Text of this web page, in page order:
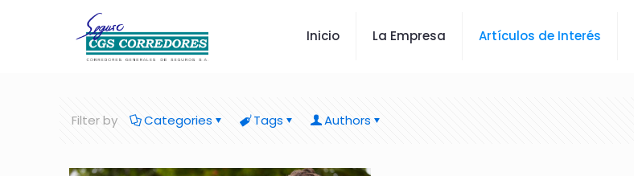
Inicio La Empresa Artículos de Interés
Filter by Categories Tags Authors